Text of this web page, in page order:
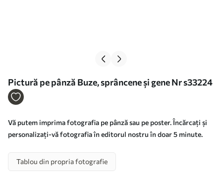
Pictură pe pânză Buze, sprâncene și gene Nr s33224
Vă putem imprima fotografia pe pânză sau pe poster. Încărcați și
personalizați-vă fotografia în editorul nostru în doar 5 minute.
Tablou din propria fotografie